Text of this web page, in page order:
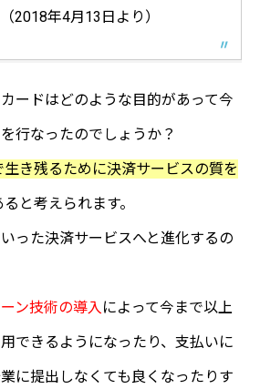
（2018年4月13日より）
ードはどのような目的があって今
行なったのでしょうか？
き残るために決済サービスの質を
ると考えられます。
った決済サービスへと進化するの
ン技術の導入によって今まで以上
できるようになったり、支払いに
に提出しなくても良くなったりす